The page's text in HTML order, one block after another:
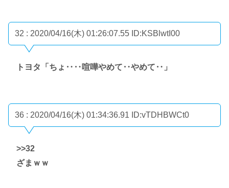
32 : 2020/04/16(木) 01:26:07.55 ID:KSBlwtI00
トヨタ「ちょ‥‥喧嘩やめて‥やめて‥」
36 : 2020/04/16(木) 01:34:36.91 ID:vTDHBWCt0
>>32
ざまｗｗ